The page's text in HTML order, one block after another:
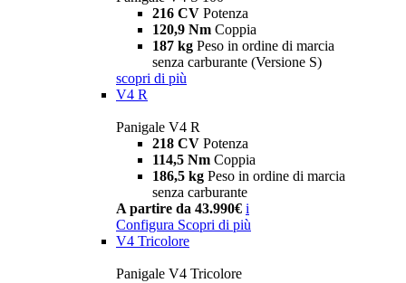
216 CV Potenza
120,9 Nm Coppia
187 kg Peso in ordine di marcia
senza carburante (Versione S)
scopri di più
V4 R
Panigale V4 R
218 CV Potenza
114,5 Nm Coppia
186,5 kg Peso in ordine di marcia
senza carburante
A partire da 43.990€ i
Configura Scopri di più
V4 Tricolore
Panigale V4 Tricolore